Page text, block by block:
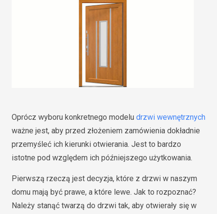
Oprócz wyboru konkretnego modelu drzwi wewnętrznych
ważne jest, aby przed złożeniem zamówienia dokładnie
przemyśleć ich kierunki otwierania. Jest to bardzo
istotne pod względem ich późniejszego użytkowania.
Pierwszą rzeczą jest decyzja, które z drzwi w naszym
domu mają być prawe, a które lewe. Jak to rozpoznać?
Należy stanąć twarzą do drzwi tak, aby otwierały się w